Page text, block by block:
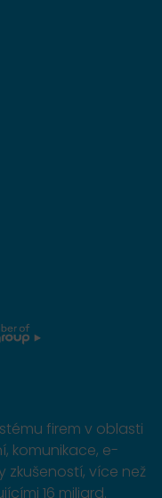
firem v oblasti
komunikace, e-
více než
16 miliard.